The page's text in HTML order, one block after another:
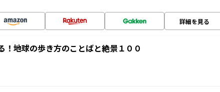
詳細を見る
！地球の歩き方のことばと絶景１００